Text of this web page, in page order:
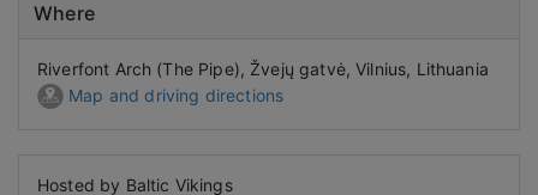
Where
Riverfont Arch (The Pipe), Žvejų gatvė, Vilnius, Lithuania
Map and driving directions
Hosted by Baltic Vikings